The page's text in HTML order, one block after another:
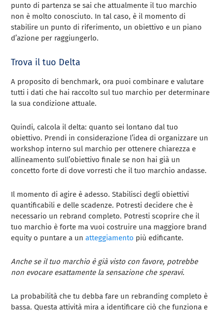
punto di partenza se sai che attualmente il tuo marchio
non è molto conosciuto. In tal caso, è il momento di
stabilire un punto di riferimento, un obiettivo e un piano
d’azione per raggiungerlo.
Trova il tuo Delta
A proposito di benchmark, ora puoi combinare e valutare
tutti i dati che hai raccolto sul tuo marchio per determinare
la sua condizione attuale.
Quindi, calcola il delta: quanto sei lontano dal tuo
obiettivo. Prendi in considerazione l’idea di organizzare un
workshop interno sul marchio per ottenere chiarezza e
allineamento sull’obiettivo finale se non hai già un
concetto forte di dove vorresti che il tuo marchio andasse.
Il momento di agire è adesso. Stabilisci degli obiettivi
quantificabili e delle scadenze. Potresti decidere che è
necessario un rebrand completo. Potresti scoprire che il
tuo marchio è forte ma vuoi costruire una maggiore brand
equity o puntare a unatteggiamento più edificante.
Anche se il tuo marchio è già visto con favore, potrebbe
non evocare esattamente la sensazione che speravi.
La probabilità che tu debba fare un rebranding completo è
bassa. Questa attività mira a identificare ciò che funziona e